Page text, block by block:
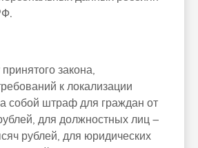
закона,
к локализации
собой штраф для граждан от
для должностных лиц –
рублей, для юридических